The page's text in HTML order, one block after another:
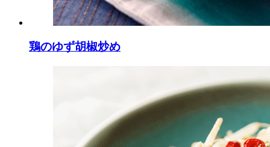
鶏のゆず胡椒炒め